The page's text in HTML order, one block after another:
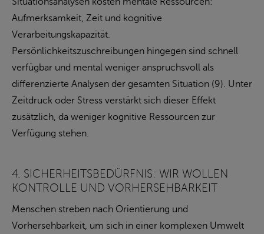
Aufmerksamkeit, Zeit und kognitive
Verarbeitungskapazität.
Persönlichkeitszuschreibungen hingegen sind schnell
verfügbar und mental weniger anspruchsvoll als
differenzierte Analysen der gesamten Situation (9). Unter
Zeitdruck oder Stress verstärkt sich dieser Effekt
zusätzlich, da weniger kognitive Ressourcen zur
Verfügung stehen.
4. SICHERHEITSBEDÜRFNIS: WIR WOLLEN
KONTROLLE UND VORHERSEHBARKEIT
Menschen streben nach Orientierung und
Vorhersehbarkeit, um sich in einer komplexen Umwelt